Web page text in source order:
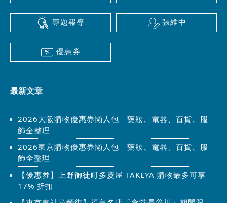
專題報導 張維中
優惠券
最新文章
2026大阪購物優惠券懶人包｜藥妝、電器、百貨、服
飾全整理
2026東京購物優惠券懶人包｜藥妝、電器、百貨、服
飾全整理
【優惠券】上野御徒町多慶屋 TAKEYA 購物最多可享
17% 折扣